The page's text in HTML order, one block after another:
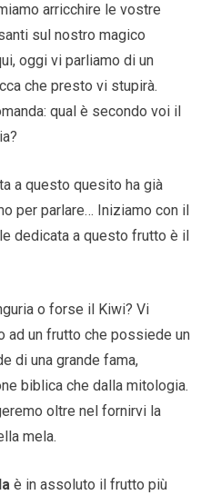
arricchire le vostre
sul nostro magico
oggi vi parliamo di un
che presto vi stupirà.
qual è secondo voi il
a questo quesito ha già
per parlare… Iniziamo con il
dedicata a questo frutto è il
o forse il Kiwi? Vi
ad un frutto che possiede un
di una grande fama,
biblica che dalla mitologia.
oltre nel fornirvi la
mela.
è in assoluto il frutto più